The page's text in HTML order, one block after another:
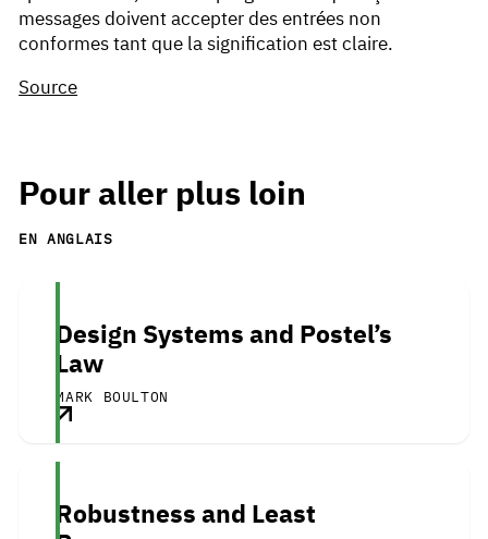
messages doivent accepter des entrées non
conformes tant que la signification est claire.
Source
Pour aller plus loin
EN ANGLAIS
Design Systems and Postel’s
Law
MARK BOULTON
Robustness and Least